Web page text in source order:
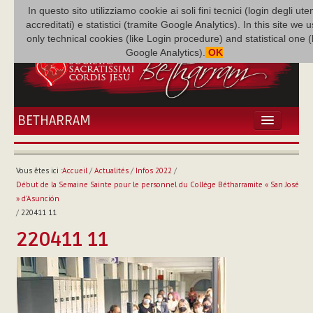
In questo sito utilizziamo cookie ai soli fini tecnici (login degli
accreditati) e statistici (tramite Google Analytics). In this site we
only technical cookies (like Login procedure) and statistical one
Google Analytics). OK
BETHARRAM
ACCUEIL
BÉTHARRAM
FAMILLE
MISSION
NEF
MULTIMÉDIA
P. AUGUSTE ETCHÉCOPAR
Vous êtes ici :Accueil/ Actualités/ Infos 2022 /
Début de la Semaine Sainte pour le personnel du Collège Bétharramite « San José
» d'Asunción
/ 220411 11
220411 11